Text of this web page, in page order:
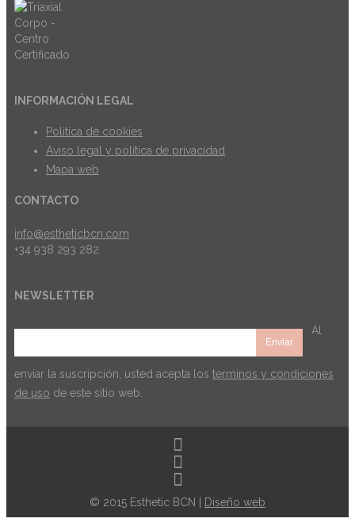
INFORMACIÓN LEGAL
Politica de cookies
Aviso legal y política de privacidad
Mapa web
CONTACTO
info@estheticbcn.com
+34 938 293 282
NEWSLETTER
Al
enviar la suscripción, usted acepta los terminos y condiciones
de uso de este sitio web.
© 2015 Esthetic BCN | Diseño web